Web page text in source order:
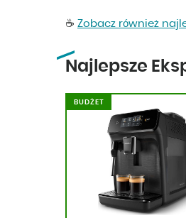
☕ Zobacz również
Najlepsze
BUDŻET